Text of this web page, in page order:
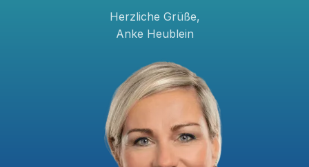
Herzliche Grüße,
Anke Heublein